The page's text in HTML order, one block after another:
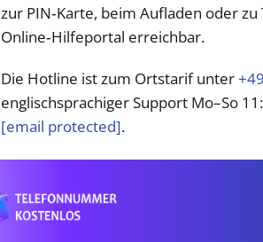
zur PIN‑Karte, beim Aufladen oder
Online‑Hilfeportal erreichbar.
Die Hotline ist zum Ortstarif unter
englischsprachiger Support Mo–So
[email protected].